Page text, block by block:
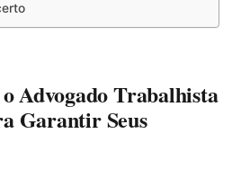
Advogado Trabalhista
Garantir Seus